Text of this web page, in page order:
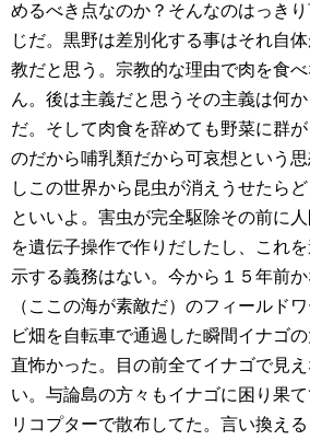
めるべき点なのか？そんなのはっき
じだ。黒野は差別化する事はそれ自
教だと思う。宗教的な理由で肉を食
ん。後は主義だと思うその主義は何
だ。そして肉食を辞めても野菜に群
のだから哺乳類だから可哀想という
しこの世界から昆虫が消えうせたら
といいよ。害虫が完全駆除その前に
を遺伝子操作で作りだしたし、これ
示する義務はない。今から１５年前
（ここの海が素敵だ）のフィールド
ビ畑を自転車で通過した瞬間イナゴ
直怖かった。目の前全てイナゴで見
い。与論島の方々もイナゴに困り果
リコプターで散布してた。言い換え